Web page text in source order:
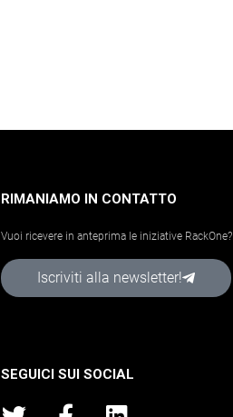
RIMANIAMO IN CONTATTO
Vuoi ricevere in anteprima le iniziative RackOne?
Iscriviti alla newsletter!
SEGUICI SUI SOCIAL